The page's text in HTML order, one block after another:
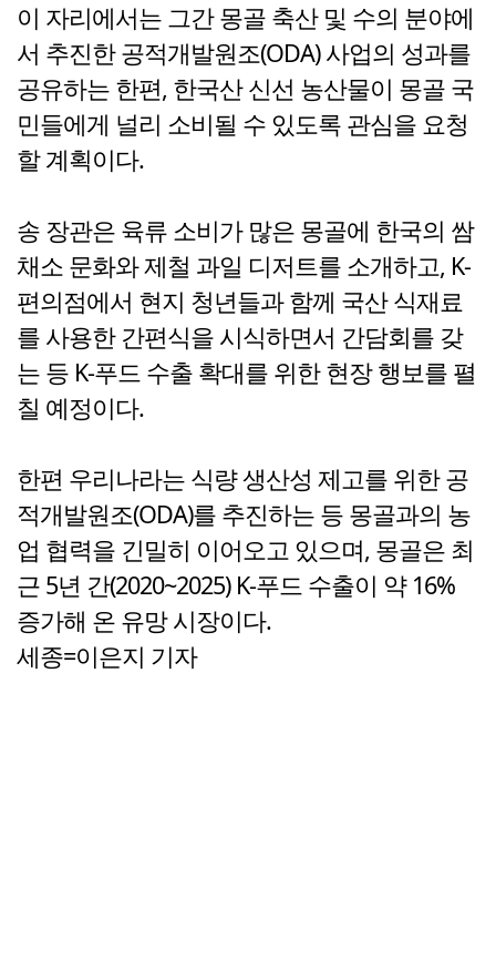
이 자리에서는 그간 몽골 축산 및 수의 분야에
서 추진한 공적개발원조(ODA) 사업의 성과를
공유하는 한편, 한국산 신선 농산물이 몽골 국
민들에게 널리 소비될 수 있도록 관심을 요청
할 계획이다.
송 장관은 육류 소비가 많은 몽골에 한국의 쌈
채소 문화와 제철 과일 디저트를 소개하고, K-
편의점에서 현지 청년들과 함께 국산 식재료
를 사용한 간편식을 시식하면서 간담회를 갖
는 등 K-푸드 수출 확대를 위한 현장 행보를 펼
칠 예정이다.
한편 우리나라는 식량 생산성 제고를 위한 공
적개발원조(ODA)를 추진하는 등 몽골과의 농
업 협력을 긴밀히 이어오고 있으며, 몽골은 최
근 5년 간(2020~2025) K-푸드 수출이 약 16%
증가해 온 유망 시장이다.
세종=이은지 기자